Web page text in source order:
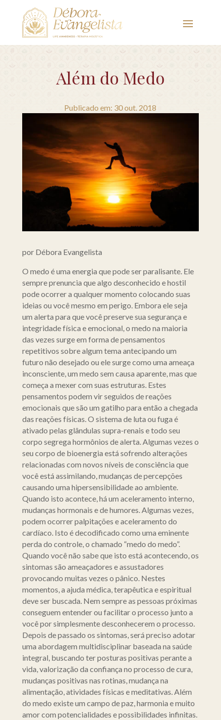
Além do Medo
Publicado em: 30 out. 2018
por Débora Evangelista
O medo é uma energia que pode ser paralisante. Ele
sempre prenuncia que algo desconhecido e hostil
pode ocorrer a qualquer momento colocando suas
ideias ou você mesmo em perigo. Embora ele seja
um alerta para que você preserve sua segurança e
integridade física e emocional, o medo na maioria
das vezes surge em forma de pensamentos
repetitivos sobre algum tema antecipando um
futuro não desejado ou ele surge como uma ameaça
inconsciente, um medo sem causa aparente, mas que
começa a mexer com suas estruturas. Estes
pensamentos podem vir seguidos de reações
emocionais que são um gatilho para então a chegada
das reações físicas. O sistema de luta ou fuga é
ativado pelas glândulas supra-renais e todo seu
corpo segrega hormônios de alerta. Algumas vezes o
seu corpo de bioenergia está sofrendo alterações
relacionadas com novos níveis de consciência que
você está assimilando, mudanças de percepções
causando uma hipersensibilidade ao ambiente.
Quando isto acontece, há um aceleramento interno,
mudanças hormonais e de humores. Algumas vezes,
podem ocorrer palpitações e aceleramento do
cardíaco. Isto é decodificado como uma eminente
perda do controle, o chamado “medo do medo”.
Quando você não sabe que isto está acontecendo, os
sintomas são ameaçadores e assustadores
provocando muitas vezes o pânico. Nestes
momentos, a ajuda médica, terapêutica e espiritual
deve ser buscada. Nem sempre as pessoas próximas
conseguem entender ou facilitar o processo junto a
você por simplesmente desconhecerem o processo.
Depois de passado os sintomas, será preciso adotar
uma abordagem multidisciplinar baseada na saúde
integral, buscando ter posturas positivas perante a
vida, valorização da confiança no processo de cura,
mudanças positivas nas rotinas, mudança na
alimentação, atividades físicas e meditativas. Além
do medo existe um campo de paz, harmonia e muito
amor com potencialidades e possibilidades infinitas.